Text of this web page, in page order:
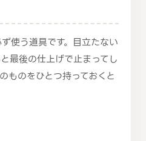
使う道具です。目立たない
最後の仕上げで止まってし
ものをひとつ持っておくと